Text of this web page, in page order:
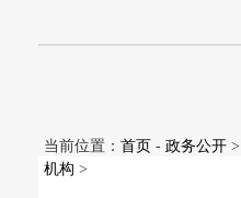
当前位置： 首页 - 政务公开 >
机构 >